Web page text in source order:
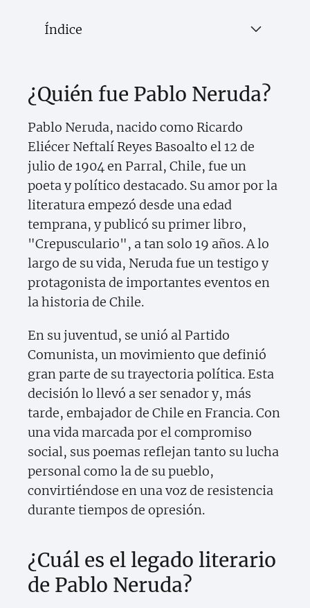
Índice
¿Quién fue Pablo Neruda?
Pablo Neruda, nacido como Ricardo
Eliécer Neftalí Reyes Basoalto el 12 de
julio de 1904 en Parral, Chile, fue un
poeta y político destacado. Su amor por la
literatura empezó desde una edad
temprana, y publicó su primer libro,
"Crepusculario", a tan solo 19 años. A lo
largo de su vida, Neruda fue un testigo y
protagonista de importantes eventos en
la historia de Chile.
En su juventud, se unió al Partido
Comunista, un movimiento que definió
gran parte de su trayectoria política. Esta
decisión lo llevó a ser senador y, más
tarde, embajador de Chile en Francia. Con
una vida marcada por el compromiso
social, sus poemas reflejan tanto su lucha
personal como la de su pueblo,
convirtiéndose en una voz de resistencia
durante tiempos de opresión.
¿Cuál es el legado literario
de Pablo Neruda?